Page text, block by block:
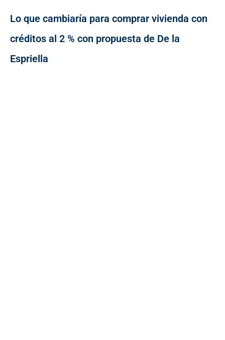
Lo que cambiaría para comprar vivienda con
créditos al 2 % con propuesta de De la
Espriella